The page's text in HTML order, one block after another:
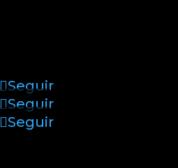
Seguir
Seguir
Seguir